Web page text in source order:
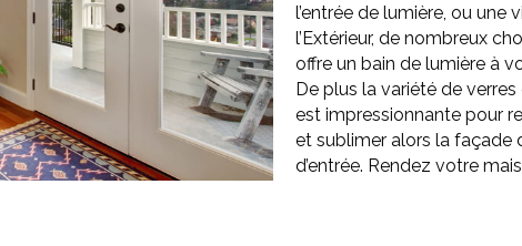
l’entrée de lumière, ou une
l’Extérieur, de nombreux
offre un bain de lumière à
De plus la variété de
est impressionnante pour
et sublimer alors la façade
d’entrée. Rendez votre